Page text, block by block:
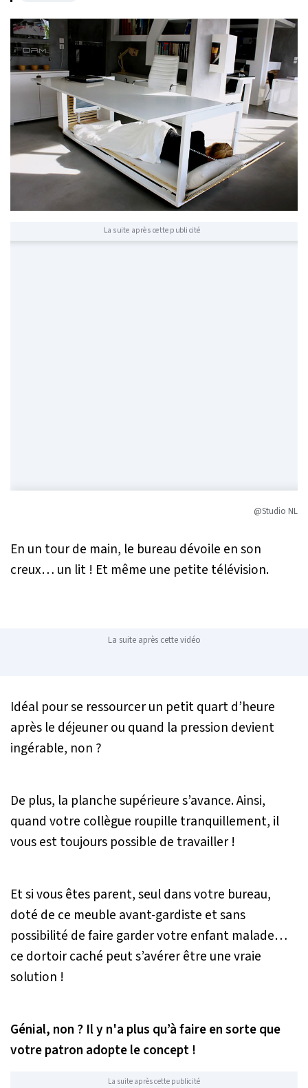
La suite après cette publicité
@Studio NL
En un tour de main, le bureau dévoile en son
creux… un lit ! Et même une petite télévision.
La suite après cette vidéo
Idéal pour se ressourcer un petit quart d’heure
après le déjeuner ou quand la pression devient
ingérable, non ?
De plus, la planche supérieure s’avance. Ainsi,
quand votre collègue roupille tranquillement, il
vous est toujours possible de travailler !
Et si vous êtes parent, seul dans votre bureau,
doté de ce meuble avant-gardiste et sans
possibilité de faire garder votre enfant malade…
ce dortoir caché peut s’avérer être une vraie
solution !
Génial, non ? Il y n'a plus qu’à faire en sorte que
votre patron adopte le concept !
La suite après cette publicité